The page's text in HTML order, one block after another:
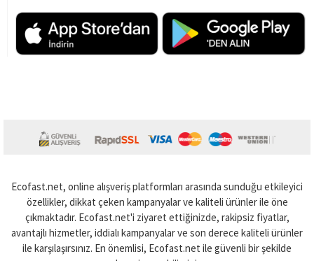
Ecofast.net, online alışveriş platformları arasında sunduğu etkileyici
özellikler, dikkat çeken kampanyalar ve kaliteli ürünler ile öne
çıkmaktadır. Ecofast.net'i ziyaret ettiğinizde, rakipsiz fiyatlar,
avantajlı hizmetler, iddialı kampanyalar ve son derece kaliteli ürünler
ile karşılaşırsınız. En önemlisi, Ecofast.net ile güvenli bir şekilde